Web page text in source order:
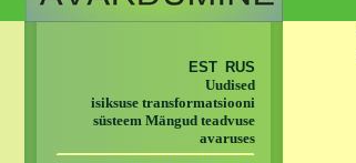
EST RUS
Uudised
isiksuse transformatsiooni
süsteem Mängud teadvuse
avaruses